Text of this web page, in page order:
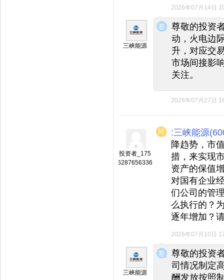
2026年07月14日
◆
◆
三峡能源
尊敬的投资
动，火电边
升，对应交
市场间接影
关注。
2026年07月27日
投资者_175
6287656336
:三峡能源
降趋势，市
措，来实现
资产的保值
对国有企业
们公司的管
么执行的？
逐年增加？
2026年07月10日
◆
◆
三峡能源
尊敬的投资
司情况制定
酬发放按照